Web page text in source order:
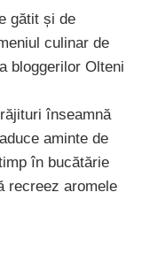
gătit și de
culinar de
bloggerilor Olteni
înseamnă
aminte de
în bucătărie
recreez aromele